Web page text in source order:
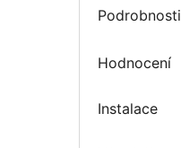
Podrobnosti
Hodnocení
Instalace